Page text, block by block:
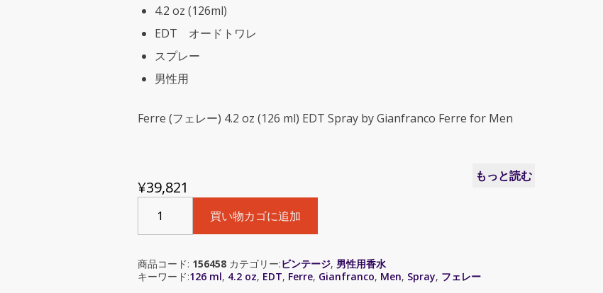
4.2 oz (126ml)
EDT オードトワレ
スプレー
男性用
Ferre (フェレー) 4.2 oz (126 ml) EDT Spray by Gianfranco Ferre for Men
もっと読む
¥39,821
Ferre
(ジ
ン
フ
買い物カゴに追加
商品コード: 156458 カテゴリー:ビンテージ, 男性用香水
キーワード:126 ml, 4.2 oz, EDT, Ferre, Gianfranco, Men, Spray, フェレー